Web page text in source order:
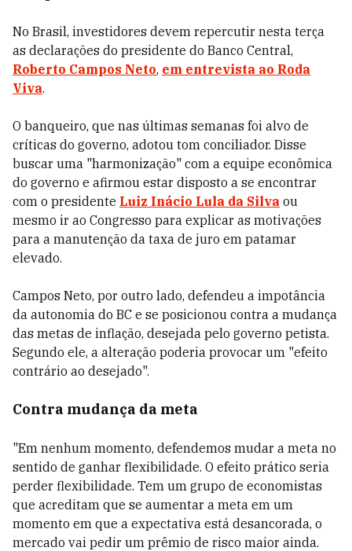
No Brasil, investidores devem repercutir nesta terça
as declarações do presidente do Banco Central,
Roberto Campos Neto, em entrevista ao Roda
Viva.
O banqueiro, que nas últimas semanas foi alvo de
críticas do governo, adotou tom conciliador. Disse
buscar uma "harmonização" com a equipe econômica
do governo e afirmou estar disposto a se encontrar
com o presidente Luiz Inácio Lula da Silva ou
mesmo ir ao Congresso para explicar as motivações
para a manutenção da taxa de juro em patamar
elevado.
Campos Neto, por outro lado, defendeu a impotância
da autonomia do BC e se posicionou contra a mudança
das metas de inflação, desejada pelo governo petista.
Segundo ele, a alteração poderia provocar um "efeito
contrário ao desejado".
Contra mudança da meta
"Em nenhum momento, defendemos mudar a meta no
sentido de ganhar flexibilidade. O efeito prático seria
perder flexibilidade. Tem um grupo de economistas
que acreditam que se aumentar a meta em um
momento em que a expectativa está desancorada, o
mercado vai pedir um prêmio de risco maior ainda.